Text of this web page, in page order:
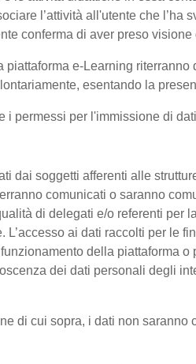
l’attività all'utente che l’ha
conferma di aver preso
piattaforma e-Learning
esentando la
i permessi per l'immissione di
dai soggetti afferenti alle
comunicati o saranno
di delegati e/o referenti per
L’accesso ai dati raccolti per le
della piattaforma
dei dati personali degli
di cui sopra, i dati non